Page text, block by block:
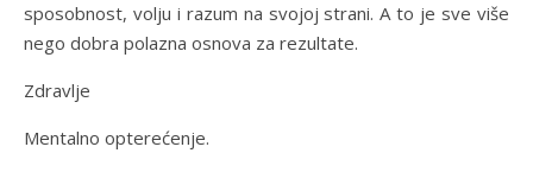
sposobnost, volju i razum na svojoj strani. A to je sve više
nego dobra polazna osnova za rezultate.
Zdravlje
Mentalno opterećenje.